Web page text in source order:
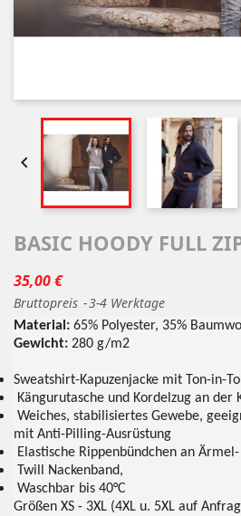

BASIC HOODY FULL
35,00 €
Bruttopreis 3-4 Werktage
Material: 65% Polyester, 35%
Gewicht: 280 g/m2
Sweatshirt-Kapuzenjacke mit Ton-in-
Kängurutasche und Kordelzug an der
Weiches, stabilisiertes Gewebe,
mit Anti-Pilling-Ausrüstung
Elastische Rippenbündchen an
Twill Nackenband,
Waschbar bis 40°C
Größen XS - 3XL (4XL u. 5XL auf